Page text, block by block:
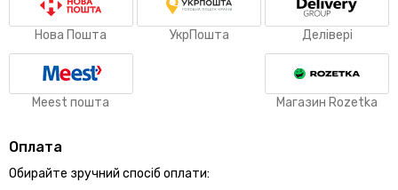
Нова Пошта УкрПошта Делівері
Meest пошта Магазин Rozetka
Оплата
Обирайте зручний спосіб оплати: